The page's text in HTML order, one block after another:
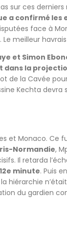
sur ces
a confirmé les
face à
. Le meilleur
et Simon
dans la
de la Cavée
Kechta
et Monaco. Ce
Normandie,
Il retarda
minute. Puis en
hiérarchie
du gardien